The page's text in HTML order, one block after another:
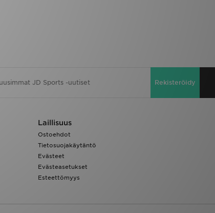
Rekisteröidy
Laillisuus
Ostoehdot
Tietosuojakäytäntö
Evästeet
Evästeasetukset
Esteettömyys